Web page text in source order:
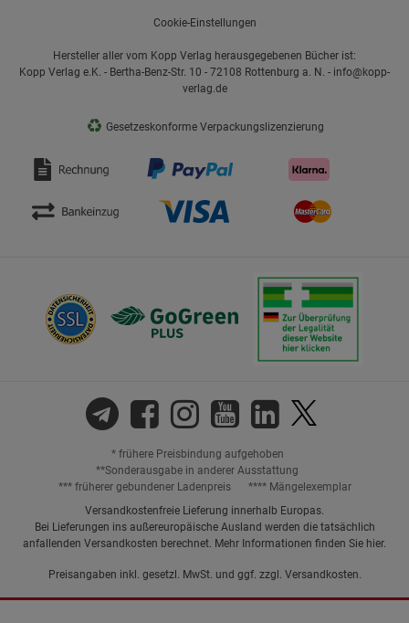
Cookie-Einstellungen
Hersteller aller vom Kopp Verlag herausgegebenen Bücher ist:
Kopp Verlag e.K. - Bertha-Benz-Str. 10 - 72108 Rottenburg a. N. - info@kopp-
verlag.de
♻ Gesetzeskonforme Verpackungslizenzierung
* frühere Preisbindung aufgehoben
**Sonderausgabe in anderer Ausstattung
*** früherer gebundener Ladenpreis
**** Mängelexemplar
Versandkostenfreie Lieferung innerhalb Europas.
Bei Lieferungen ins außereuropäische Ausland werden die tatsächlich
anfallenden Versandkosten berechnet. Mehr Informationen finden Sie hier.
Preisangaben inkl. gesetzl. MwSt. und ggf. zzgl. Versandkosten.